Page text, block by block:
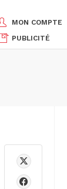
MON COMPTE
PUBLICITÉ